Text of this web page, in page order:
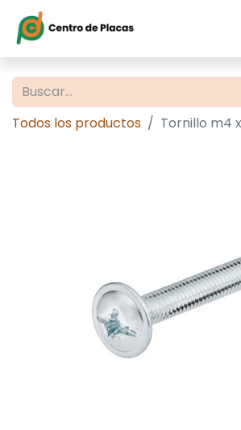
Todos los productos Tornillo m4